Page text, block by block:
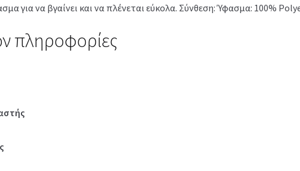
για να βγαίνει και να πλένεται εύκολα. Σύνθεση: Ύφασμα: 100%
πληροφορίες